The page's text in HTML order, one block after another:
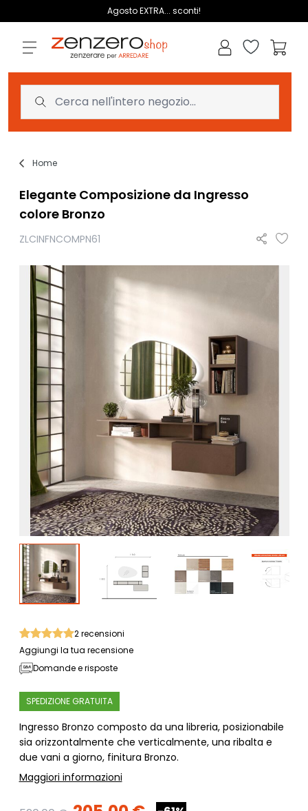
Agosto EXTRA... sconti!
Lista dei
Home
Elegante Composizione da Ingresso
colore Bronzo
ZLCINFNCOMPN61
2recensioni
Aggiungi la tua recensione
Domande e risposte
SPEDIZIONE GRATUITA
Ingresso Bronzo composto da una libreria, posizionabile
sia orizzontalmente che verticalmente, una ribalta e
due vani a giorno, finitura Bronzo.
Maggiori informazioni